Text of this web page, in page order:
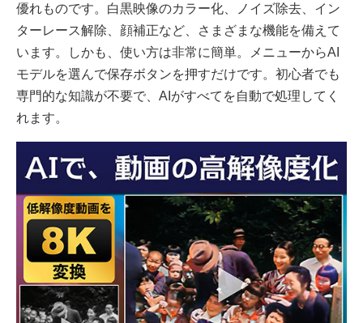
優れものです。白黒映像のカラー化、ノイズ除去、イン
ターレース解除、顔補正など、さまざまな機能を備えて
います。しかも、使い方は非常に簡単。メニューからAI
モデルを選んで保存ボタンを押すだけです。初心者でも
専門的な知識が不要で、AIがすべてを自動で処理してく
れます。